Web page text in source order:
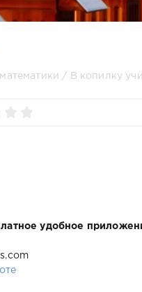
/ В копилку
удобное